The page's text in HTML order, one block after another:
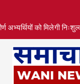
अभ्यर्थियों को मिलेगी